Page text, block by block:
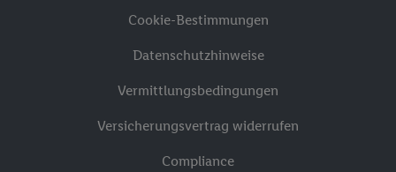
Cookie-Bestimmungen
Datenschutzhinweise
Vermittlungsbedingungen
Versicherungsvertrag widerrufen
Compliance